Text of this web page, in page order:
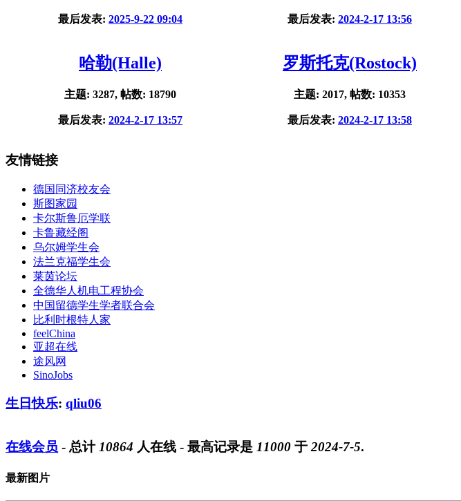
最后发表: 2025-9-22 09:04 最后发表: 2024-2-17 13:56
哈勒(Halle)
主题: 3287, 帖数: 18790
最后发表: 2024-2-17 13:57
罗斯托克(Rostock)
主题: 2017, 帖数: 10353
最后发表: 2024-2-17 13:58
友情链接
德国同济校友会
斯图家园
卡尔斯鲁厄学联
卡鲁藏经阁
乌尔姆学生会
法兰克福学生会
莱茵论坛
全德华人机电工程协会
中国留德学生学者联合会
比利时根特人家
feelChina
亚超在线
途风网
SinoJobs
生日快乐: qliu06
在线会员 - 总计10864 人在线 - 最高记录是 11000 于2024-7-5.
最新图片